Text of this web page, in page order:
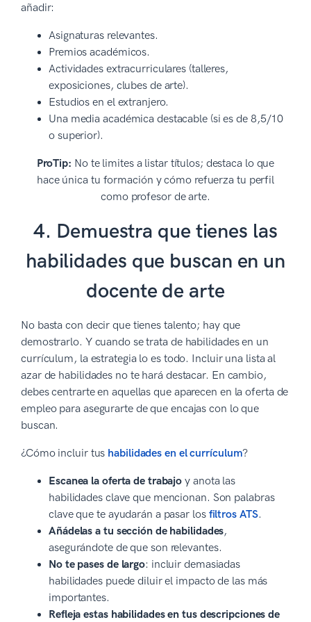
añadir:
Asignaturas relevantes.
Premios académicos.
Actividades extracurriculares (talleres,
exposiciones, clubes de arte).
Estudios en el extranjero.
Una media académica destacable (si es de 8,5/10
o superior).
ProTip: No te limites a listar títulos; destaca lo que
hace única tu formación y cómo refuerza tu perfil
como profesor de arte.
4. Demuestra que tienes las
habilidades que buscan en un
docente de arte
No basta con decir que tienes talento; hay que
demostrarlo. Y cuando se trata de habilidades en un
currículum, la estrategia lo es todo. Incluir una lista al
azar de habilidades no te hará destacar. En cambio,
debes centrarte en aquellas que aparecen en la oferta de
empleo para asegurarte de que encajas con lo que
buscan.
¿Cómo incluir tus habilidades en el currículum?
Escanea la oferta de trabajo y anota las
habilidades clave que mencionan. Son palabras
clave que te ayudarán a pasar los filtros ATS.
Añádelas a tu sección de habilidades,
asegurándote de que son relevantes.
No te pases de largo: incluir demasiadas
habilidades puede diluir el impacto de las más
importantes.
Refleja estas habilidades en tus descripciones de